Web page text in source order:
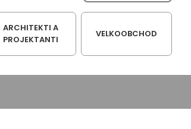
ARCHITEKTI A
PROJEKTANTI
VELKOOBCHOD